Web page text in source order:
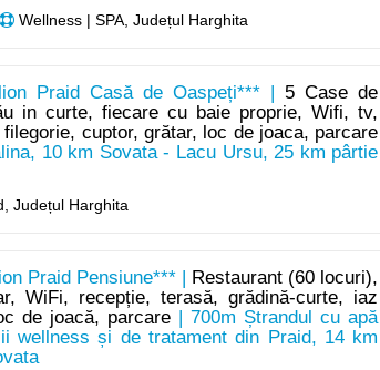
Wellness | SPA, Județul Harghita
Praid Casă de Oaspeți*** | 5 Case de
in curte, fiecare cu baie proprie, Wifi, tv,
cuptor, grătar, loc de joaca, parcare
10 km Sovata - Lacu Ursu, 25 km pârtie
Județul Harghita
Praid Pensiune*** |
Restaurant (60 locuri),
WiFi, recepție, terasă, grădină-curte, iaz
de joacă, parcare| 700m Ștrandul cu apă
wellness și de tratament din Praid, 14 km